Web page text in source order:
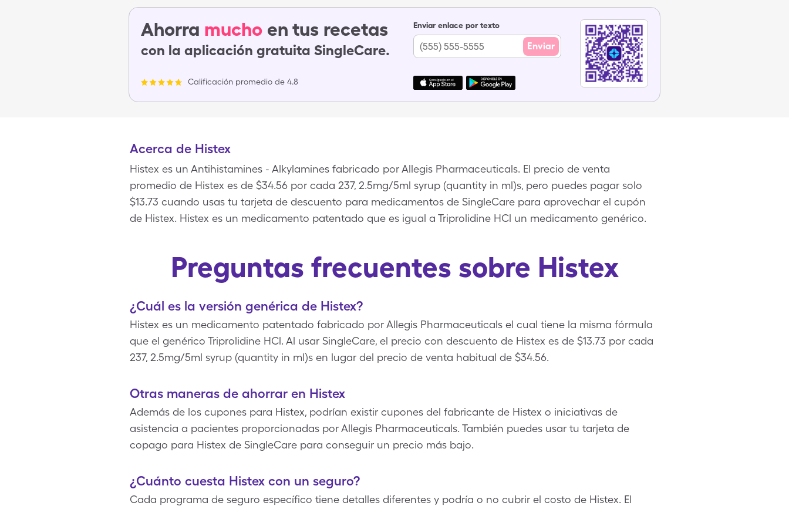
Ahorra mucho en tus recetas
con la aplicación gratuita SingleCare.
Calificación promedio de 4.8
Enviar enlace por texto
Enviar
Acerca de Histex
Histex es un Antihistamines - Alkylamines fabricado por Allegis Pharmaceuticals. El precio de venta
promedio de Histex es de $34.56 por cada 237, 2.5mg/5ml syrup (quantity in ml)s, pero puedes pagar solo
$13.73 cuando usas tu tarjeta de descuento para medicamentos de SingleCare para aprovechar el cupón
de Histex. Histex es un medicamento patentado que es igual a Triprolidine HCl un medicamento genérico.
Preguntas frecuentes sobre Histex
¿Cuál es la versión genérica de Histex?
Histex es un medicamento patentado fabricado por Allegis Pharmaceuticals el cual tiene la misma fórmula
que el genérico Triprolidine HCl. Al usar SingleCare, el precio con descuento de Histex es de $13.73 por cada
237, 2.5mg/5ml syrup (quantity in ml)s en lugar del precio de venta habitual de $34.56.
Otras maneras de ahorrar en Histex
Además de los cupones para Histex, podrían existir cupones del fabricante de Histex o iniciativas de
asistencia a pacientes proporcionadas por Allegis Pharmaceuticals. También puedes usar tu tarjeta de
copago para Histex de SingleCare para conseguir un precio más bajo.
¿Cuánto cuesta Histex con un seguro?
Cada programa de seguro específico tiene detalles diferentes y podría o no cubrir el costo de Histex. El